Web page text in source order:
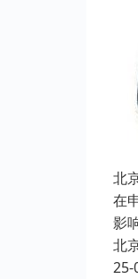
北
在
影
北
25-